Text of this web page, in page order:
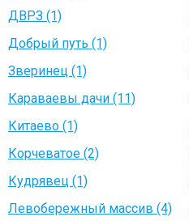
ДВРЗ (1)
Добрый путь (1)
Зверинец (1)
Караваевы дачи (11)
Китаево (1)
Корчеватое (2)
Кудрявец (1)
Левобережный массив (4)